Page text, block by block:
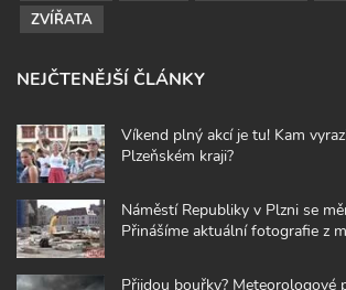
ZVÍŘATA
NEJČTENĚJŠÍ ČLÁNKY
Víkend plný akcí je tu! Kam
Plzeňském kraji?
Náměstí Republiky v Plzni se
Přinášíme aktuální fotografie z
Přijdou bouřky? Meteorologové